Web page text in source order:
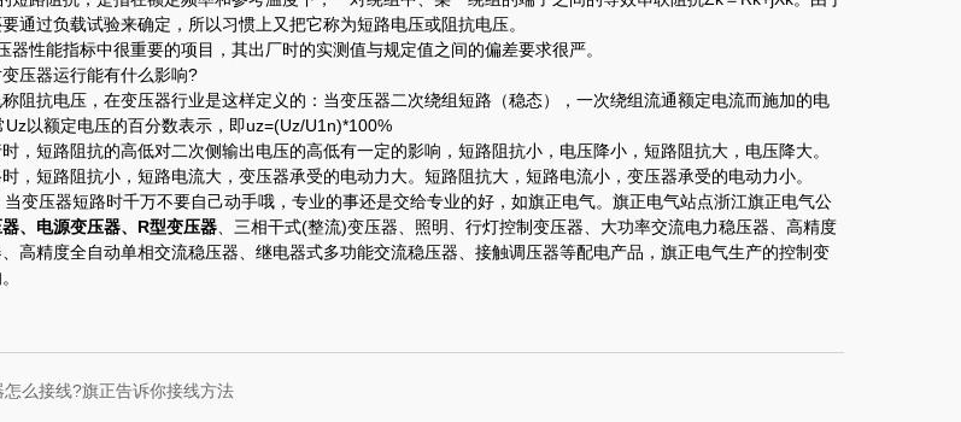
通过负载试验来确定，所以习惯上又把它称为短路电压或阻抗电压。
性能指标中很重要的项目，其出厂时的实测值与规定值之间的偏差要求很严。
压器运行能有什么影响?
抗电压，在变压器行业是这样定义的：当变压器二次绕组短路（稳态），一次绕组流通额定电流而施加的电
Uz以额定电压的百分数表示，即uz=(Uz/U1n)*100%
短路阻抗的高低对二次侧输出电压的高低有一定的影响，短路阻抗小，电压降小，短路阻抗大，电压降大。
，短路阻抗小，短路电流大，变压器承受的电动力大。短路阻抗大，短路电流小，变压器承受的电动力小。
变压器短路时千万不要自己动手哦，专业的事还是交给专业的好，如旗正电气。旗正电气站点浙江旗正电气公
、电源变压器、R型变压器 、三相干式(整流)变压器、照明、行灯控制变压器、大功率交流电力稳压器、高精度
高精度全自动单相交流稳压器、继电器式多功能交流稳压器、接触调压器等配电产品，旗正电气生产的控制变
怎么接线?旗正告诉你接线方法